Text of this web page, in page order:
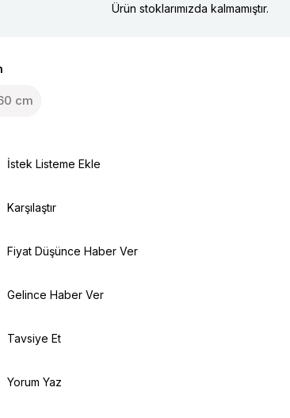
Ürün stoklarımızda kalmamıştır.
cm
İstek Listeme Ekle
Karşılaştır
Fiyat Düşünce Haber Ver
Gelince Haber Ver
Tavsiye Et
Yorum Yaz